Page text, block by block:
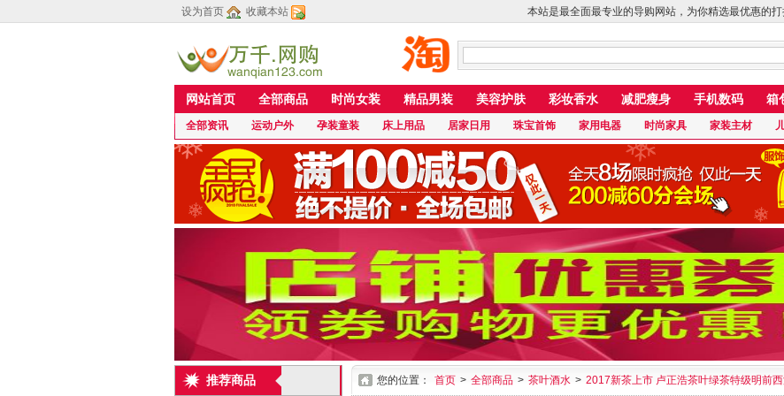
设为首页 收藏本站 本站是最全面最专业的导购网站，为你精选最优惠的
网站首页 全部商品 时尚女装 精品男装 美容护肤 彩妆香水 减肥瘦身 手机数码 箱
全部资讯 运动户外 孕装童装 床上用品 居家日用 珠宝首饰 家用电器 时尚家具 家装主材
推荐商品 您的位置： 首页 > 全部商品 > 茶叶酒水 > 2017新茶上市 卢正浩茶叶绿茶特级明前